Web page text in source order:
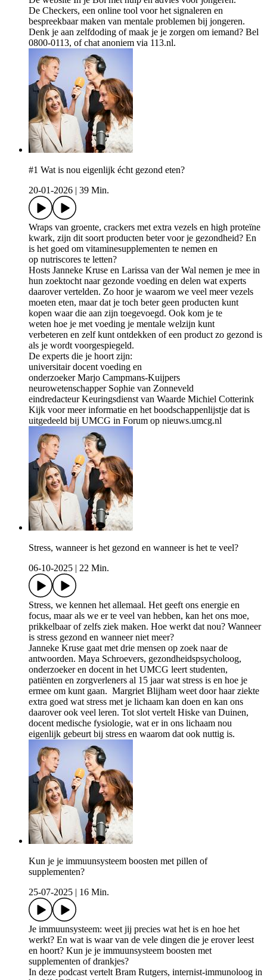
De Checkers, een online tool voor het signaleren en
bespreekbaar maken van mentale problemen bij jongeren.
Denk je aan zelfdoding of maak je je zorgen om iemand? Bel
0800-0113, of chat anoniem via 113.nl.
#1 Wat is nou eigenlijk écht gezond eten?
20-01-2026 | 39 Min.
Wraps van groente, crackers met extra vezels en high proteïne
kwark, zijn dit soort producten beter voor je gezondheid? En
is het goed om vitaminesupplementen te nemen en
op nutriscores te letten?
Hosts Janneke Kruse en Larissa van der Wal nemen je mee in
hun zoektocht naar gezonde voeding en delen wat experts
daarover vertelden. Zo hoor je waarom we veel meer vezels
moeten eten, maar dat je toch beter geen producten kunt
kopen waar die aan zijn toegevoegd. Ook kom je te
weten hoe je met voeding je mentale welzijn kunt
verbeteren en zelf kunt ontdekken of een product zo gezond is
als je wordt voorgespiegeld.
De experts die je hoort zijn:
universitair docent voeding en
onderzoeker Marjo Campmans-Kuijpers
neurowetenschapper Sophie van Zonneveld
eindredacteur Keuringsdienst van Waarde Michiel Cotterink
Kijk voor meer informatie en het boodschappenlijstje dat is
uitgedeeld bij UMCG in Forum op nieuws.umcg.nl
Stress, wanneer is het gezond en wanneer is het te veel?
06-10-2025 | 22 Min.
Stress, we kennen het allemaal. Het geeft ons energie en
focus, maar als we er te veel van hebben, kan het ons moe,
prikkelbaar of zelfs ziek maken. Hoe werkt dat nou? Wanneer
is stress gezond en wanneer niet meer?
Janneke Kruse gaat met drie mensen op zoek naar de
antwoorden. Maya Schroevers, gezondheidspsycholoog,
onderzoeker en docent in het UMCG leert studenten,
patiënten en zorgverleners al 15 jaar wat stress is en hoe je
ermee om kunt gaan. Margriet Blijham weet door haar ziekte
extra goed wat stress met je lichaam kan doen en kan ons
daarover ook veel leren. Tot slot vertelt Hiske van Duinen,
docent medische fysiologie, wat er in ons lichaam nou
eigenlijk gebeurt bij stress en waarom dat ook nuttig is.
Kun je je immuunsysteem boosten met pillen of
supplementen?
25-07-2025 | 16 Min.
Je immuunsysteem: weet jij precies wat het is en hoe het
werkt? En wat is waar van de vele dingen die je erover leest
en hoort? Kun je je immuunsysteem boosten met
supplementen of drankjes?
In deze podcast vertelt Bram Rutgers, internist-immunoloog in